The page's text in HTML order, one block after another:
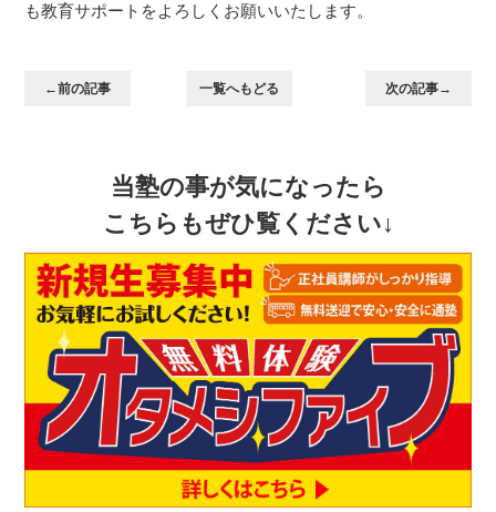
も教育サポートをよろしくお願いいたします。
←前の記事 一覧へもどる 次の記事→
当塾の事が気になったら
こちらもぜひ覧ください↓